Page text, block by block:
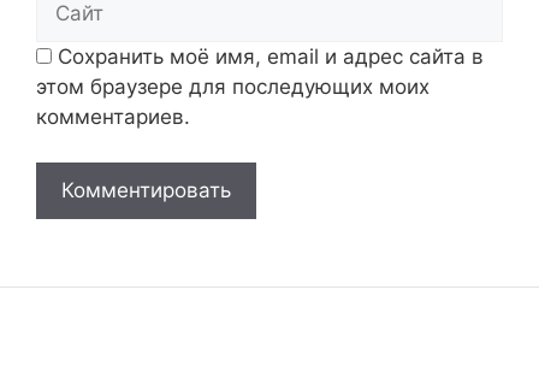
Сохранить моё имя, email и адрес сайта в
этом браузере для последующих моих
комментариев.